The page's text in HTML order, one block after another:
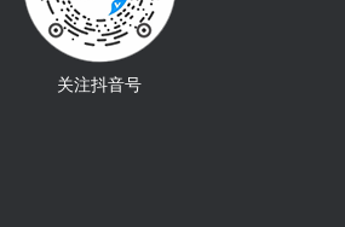
关注抖音号